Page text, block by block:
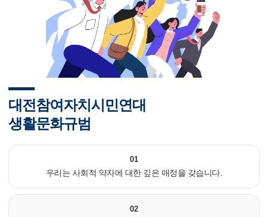
대전참여자치시민연대
생활문화규범
01
우리는 사회적 약자에 대한 깊은 애정을 갖습니다.
02